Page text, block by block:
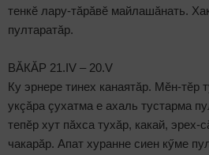
тенкӗ лару-тăрăвӗ майлашăнать.
пултаратăр.
ВĂКĂР 21.IV – 20.V
Ку эрнере тинех канаятăр. Мӗн-тӗр
укçăра çухатма е ахаль тустарма
тепӗр хут пăхса тухăр, какай, эрех-
чакарăр. Апат хуранне сиен кӳме